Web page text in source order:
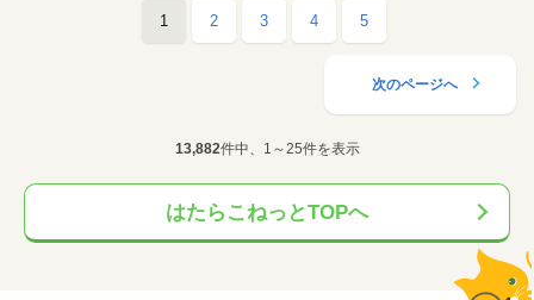
1 2 3 4 5
次のページへ
13,882件中、1～25件を表示
はたらこねっとTOPへ